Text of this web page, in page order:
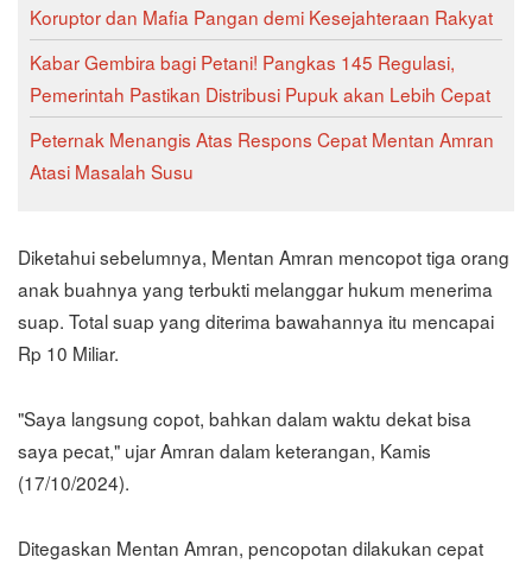
Koruptor dan Mafia Pangan demi Kesejahteraan Rakyat
Kabar Gembira bagi Petani! Pangkas 145 Regulasi,
Pemerintah Pastikan Distribusi Pupuk akan Lebih Cepat
Peternak Menangis Atas Respons Cepat Mentan Amran
Atasi Masalah Susu
Diketahui sebelumnya, Mentan Amran mencopot tiga orang
anak buahnya yang terbukti melanggar hukum menerima
suap. Total suap yang diterima bawahannya itu mencapai
Rp 10 Miliar.
"Saya langsung copot, bahkan dalam waktu dekat bisa
saya pecat," ujar Amran dalam keterangan, Kamis
(17/10/2024).
Ditegaskan Mentan Amran, pencopotan dilakukan cepat